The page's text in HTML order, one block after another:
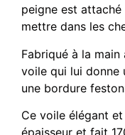
peigne est
mettre dans les
Fabriqué à la
voile qui lui donne
une bordure
Ce voile élégant
épaisseur et fait